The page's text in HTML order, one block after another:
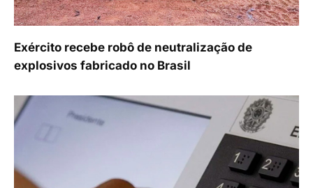
Exército recebe robô de neutralização de
explosivos fabricado no Brasil